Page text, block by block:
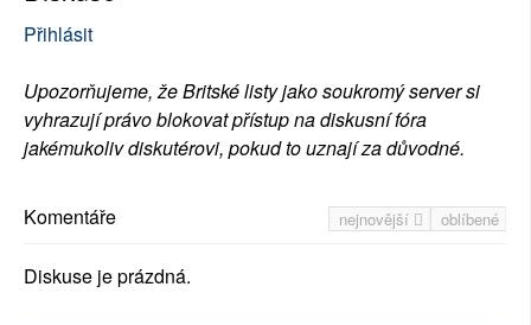
Přihlásit
Upozorňujeme, že Britské listy jako soukromý server si
vyhrazují právo blokovat přístup na diskusní fóra
jakémukoliv diskutérovi, pokud to uznají za důvodné.
nejnovější oblíbené
Komentáře
Diskuse je prázdná.